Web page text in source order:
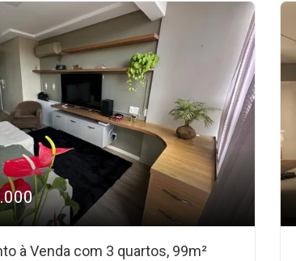
à Venda com 3 quartos, 99m²